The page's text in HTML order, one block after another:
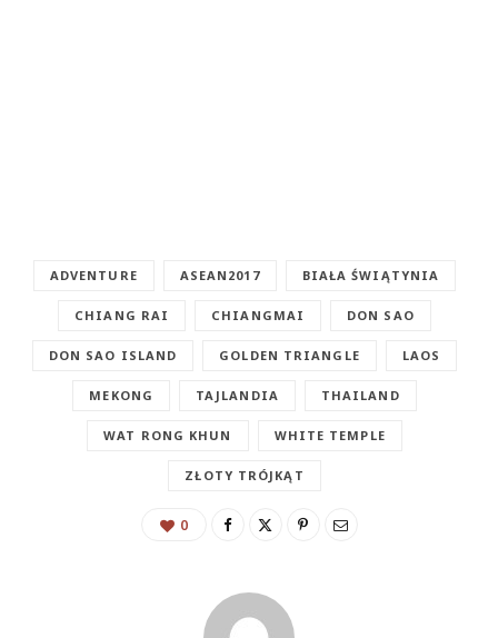
ADVENTURE ASEAN2017 BIAŁA ŚWIĄTYNIA
CHIANG RAI CHIANGMAI DON SAO
DON SAO ISLAND GOLDEN TRIANGLE LAOS
MEKONG TAJLANDIA THAILAND
WAT RONG KHUN WHITE TEMPLE
ZŁOTY TRÓJKĄT
0